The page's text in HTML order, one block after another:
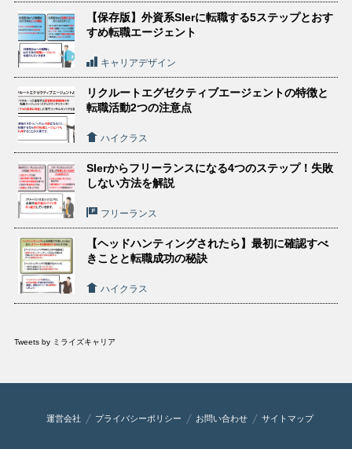
【保存版】外資系SIerに転職する5ステップとおす
すめ転職エージェント
キャリアデザイン
リクルートエグゼクティブエージェントの特徴と
転職活動2つの注意点
ハイクラス
SIerからフリーランスになる4つのステップ！失敗
しない方法を解説
フリーランス
【ヘッドハンティングされたら】最初に確認すべ
きことと転職成功の秘訣
ハイクラス
Tweets by ミライズキャリア
運営会社 プライバシーポリシー お問い合わせ サイトマップ